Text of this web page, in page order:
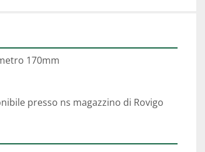
170mm
presso ns magazzino di Rovigo